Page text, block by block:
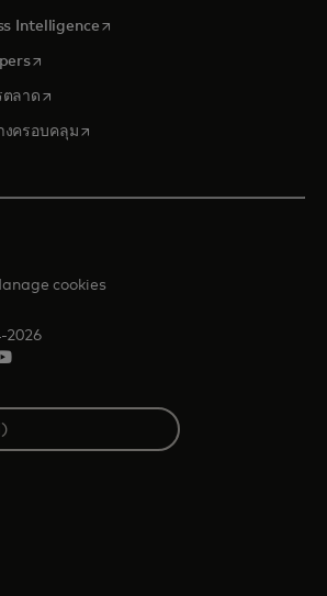
Intelligenceopens in a new tab
opens in a new tab
ลาด opens in a new tab
งครอบคลุมopens in a new tab
2026
cookies